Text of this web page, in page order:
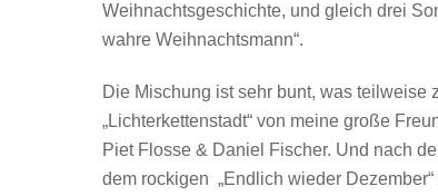
Weihnachtsgeschichte, und gleich drei
wahre Weihnachtsmann“.
Die Mischung ist sehr bunt, was teilweise
„Lichterkettenstadt“ von meine große
Piet Flosse & Daniel Fischer. Und nach
dem rockigen „Endlich wieder